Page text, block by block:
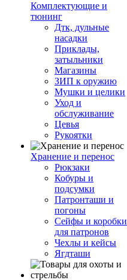
Комплектующие и
тюнинг
Дтк, дульные
насадки
Приклады,
затыльники
Магазины
ЗИП к оружию
Мушки и целики
Уход и
обслуживание
Цевья
Рукоятки
Хранение и перенос
Рюкзаки
Кобуры и
подсумки
Патронташи и
погоны
Сейфы и коробки
для патронов
Чехлы и кейсы
Ягдташи